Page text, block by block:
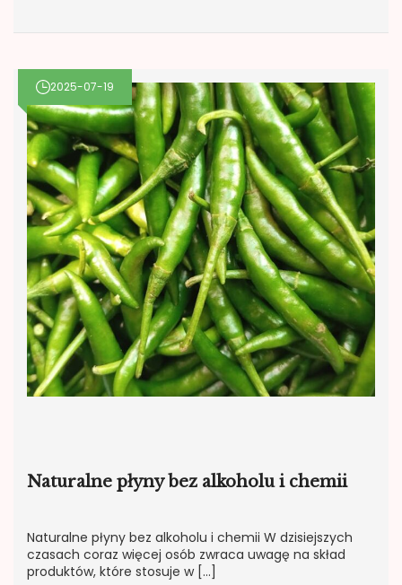
2025-07-19
Naturalne płyny bez alkoholu i chemii
Naturalne płyny bez alkoholu i chemii W dzisiejszych
czasach coraz więcej osób zwraca uwagę na skład
produktów, które stosuje w […]